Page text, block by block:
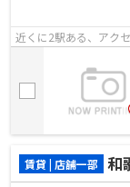
近くに2駅ある、アク
賃貸 | 店舗一部 和